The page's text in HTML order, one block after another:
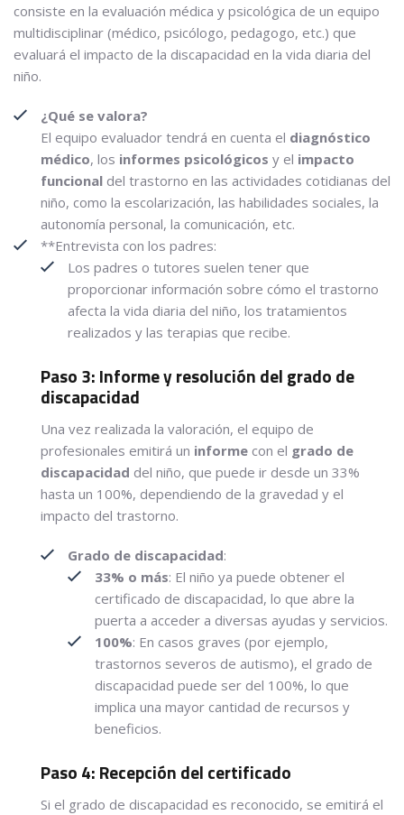
consiste en la evaluación médica y psicológica de un equipo
multidisciplinar (médico, psicólogo, pedagogo, etc.) que
evaluará el impacto de la discapacidad en la vida diaria del
niño.
¿Qué se valora?
El equipo evaluador tendrá en cuenta el diagnóstico
médico, los informes psicológicos y el impacto
funcional del trastorno en las actividades cotidianas del
niño, como la escolarización, las habilidades sociales, la
autonomía personal, la comunicación, etc.
**Entrevista con los padres:
Los padres o tutores suelen tener que
proporcionar información sobre cómo el trastorno
afecta la vida diaria del niño, los tratamientos
realizados y las terapias que recibe.
Paso 3: Informe y resolución del grado de
discapacidad
Una vez realizada la valoración, el equipo de
profesionales emitirá un informe con el grado de
discapacidad del niño, que puede ir desde un 33%
hasta un 100%, dependiendo de la gravedad y el
impacto del trastorno.
Grado de discapacidad:
33% o más: El niño ya puede obtener el
certificado de discapacidad, lo que abre la
puerta a acceder a diversas ayudas y servicios.
100%: En casos graves (por ejemplo,
trastornos severos de autismo), el grado de
discapacidad puede ser del 100%, lo que
implica una mayor cantidad de recursos y
beneficios.
Paso 4: Recepción del certificado
Si el grado de discapacidad es reconocido, se emitirá el